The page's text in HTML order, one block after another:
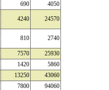
690 4050
4240 24570
810 2740
7570
25930
1420
5860
13250
43060
7800 94060